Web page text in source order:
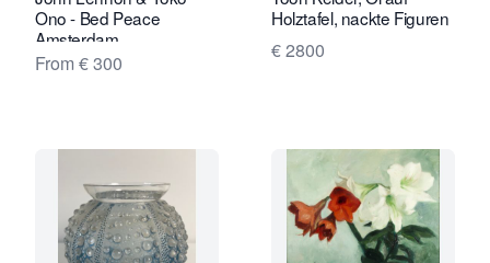
Ono - Bed Peace
Amsterdam
From € 300
Holztafel, nackte Figuren
€ 2800